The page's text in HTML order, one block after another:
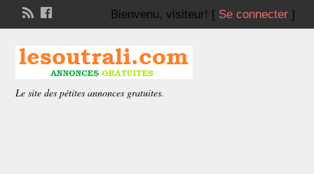
Bienvenu, visiteur! [ Se connecter]
Le site des pétites annonces gratuites.